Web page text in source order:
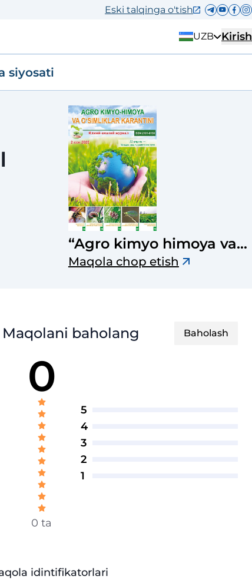
Eski talqinga o'tish
UZB Kirish
siyosati
“Agro kimyo himoya va
o‘simliklar karantini”
Maqola chop etish
Maqolani baholang Baholash
0
0 ta
5
4
3
2
1
idintifikatorlari